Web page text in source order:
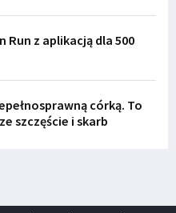
Run z aplikacją dla 500
córką. To
szczęście i skarb